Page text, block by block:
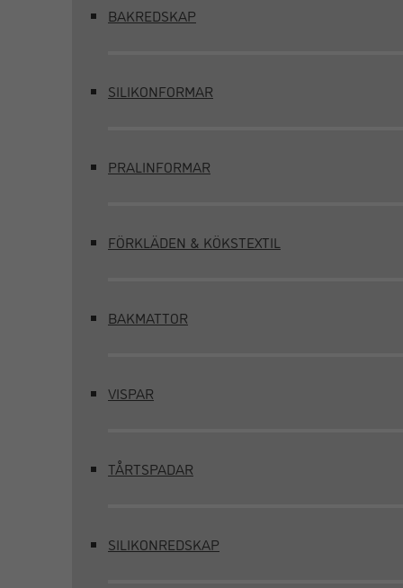
BAKREDSKAP
SILIKONFORMAR
PRALINFORMAR
FÖRKLÄDEN & KÖKSTEXTIL
BAKMATTOR
VISPAR
TÅRTSPADAR
SILIKONREDSKAP